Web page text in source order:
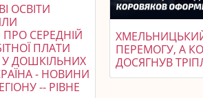
ОСВІТИ
СЕРЕДНІЙ
ПЛАТИ
У ДОШКІЛЬНИХ
- НОВИНИ
-- РІВНЕ
ПЕРЕМОГУ, А
ДОСЯГНУВ